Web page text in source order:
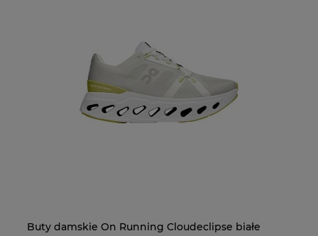
Buty damskie On Running Cloudeclipse białe
Koszulka X-Bionic Patriot Energy Accumulator 4.0